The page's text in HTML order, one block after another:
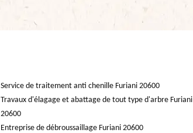
Service de traitement anti chenille Furiani 20600
Travaux d'élagage et abattage de tout type d'arbre Furiani
20600
Entreprise de débroussaillage Furiani 20600